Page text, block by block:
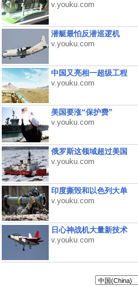
v.youku.com
潜艇最怕反潜巡逻机
v.youku.com
中国又亮相一超级工程
v.youku.com
美国要涨“保护费”
v.youku.com
俄罗斯这领域超过美国
v.youku.com
印度撕毁和以色列大单
v.youku.com
日心神战机大量新技术
v.youku.com